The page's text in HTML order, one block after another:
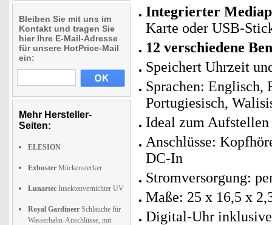
Bleiben Sie mit uns im
Kontakt und tragen Sie
hier Ihre E-Mail-Adresse
für unsere HotPrice-Mail
ein:
Mehr Hersteller-
Seiten:
ELESION
Exbuster Mückenstecker
Lunartec Insektenvernichter UV
Royal Gardineer Schläuche für
Wasserhahn-Anschlüsse, mit
Integrierter
Karte oder USB-
12 verschiedene
Speichert Uhrzeit
Sprachen: Englisch,
Portugiesisch,
Ideal zum
Anschlüsse:
DC-In
Stromversorgung:
Maße: 25 x 16,5 x
Digital-Uhr inklusive